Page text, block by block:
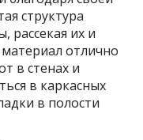
структура
рассекая их и
отлично
в стенах и
в каркасных
в полости